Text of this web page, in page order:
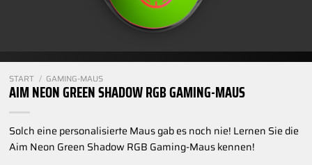
START / GAMING-MAUS
AIM NEON GREEN SHADOW RGB GAMING-MAUS
Solch eine personalisierte Maus gab es noch nie! Lernen Sie die
Aim Neon Green Shadow RGB Gaming-Maus kennen!